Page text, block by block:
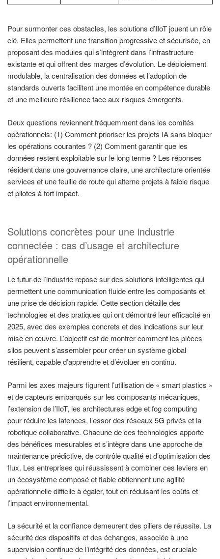
Pour surmonter ces obstacles, les solutions d’IIoT jouent un rôle
clé. Elles permettent une transition progressive et sécurisée, en
proposant des modules qui s’intègrent dans l’infrastructure
existante et qui offrent des marges d’évolution. Le déploiement
modulable, la centralisation des données et l’adoption de
standards ouverts facilitent une montée en compétence durable
et une meilleure résilience face aux risques émergents.
Deux questions reviennent fréquemment dans les comités
opérationnels: (1) Comment prioriser les projets IA sans bloquer
les opérations courantes ? (2) Comment garantir que les
données restent exploitable sur le long terme ? Les réponses
résident dans une gouvernance claire, une architecture orientée
services et une feuille de route qui alterne projets à faible risque
et pilotes à fort impact.
Solutions concrètes pour une industrie
connectée : cas d’usage et architecture
opérationnelle
Le futur de l’industrie repose sur des solutions intelligentes qui
permettent une communication fluide entre les composants et
une prise de décision rapide. Cette section détaille des
technologies et des pratiques qui ont démontré leur efficacité en
2025, avec des exemples concrets et des indications sur leur
mise en œuvre. L’objectif est de montrer comment les pièces
silos peuvent s’assembler pour créer un système global
résilient, capable d’apprendre et d’évoluer en continu.
Parmi les axes majeurs figurent l’utilisation de « smart plastics »
et de capteurs embarqués sur les composants mécaniques,
l’extension de l’IIoT, les architectures edge et fog computing
pour réduire les latences, l’essor des réseaux 5G privés et la
robotique collaborative. Chacune de ces technologies apporte
des bénéfices mesurables et s’intègre dans une approche de
maintenance prédictive, de contrôle qualité et d’optimisation des
flux. Les entreprises qui réussissent à combiner ces leviers en
un écosystème composé et fiable obtiennent une agilité
opérationnelle difficile à égaler, tout en réduisant les coûts et
l’impact environnemental.
La sécurité et la confiance demeurent des piliers de réussite. La
sécurité des dispositifs et des échanges, associée à une
supervision continue de l’intégrité des données, est cruciale